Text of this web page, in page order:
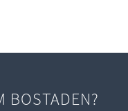
BOSTADEN?